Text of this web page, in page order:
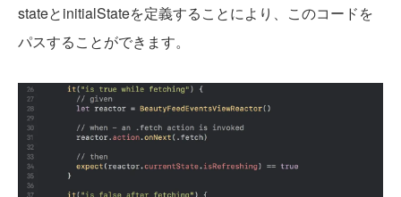
stateとinitialStateを定義することにより、このコードを
パスすることができます。